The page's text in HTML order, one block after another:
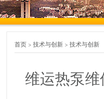
首页 技术与创新 技术与创新
维运热泵